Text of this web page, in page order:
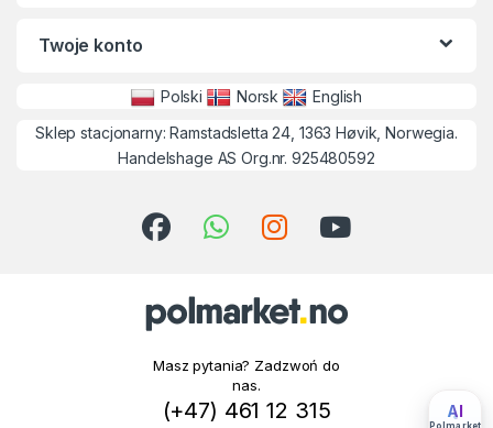
Twoje konto
Polski Norsk
English
Sklep stacjonarny: Ramstadsletta 24, 1363 Høvik, Norwegia.
Handelshage AS Org.nr. 925480592
Masz pytania? Zadzwoń do
nas.
(+47) 461 12 315 AI
Polmarket